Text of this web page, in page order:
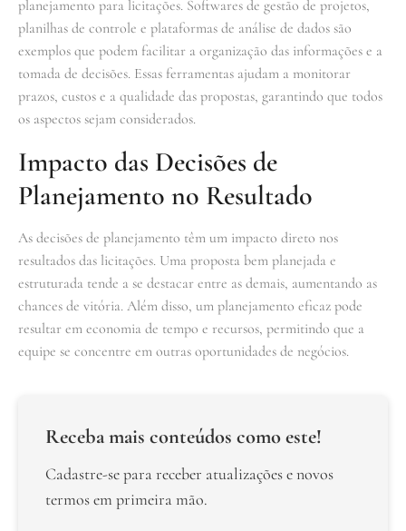
planejamento para licitações. Softwares de gestão de projetos,
planilhas de controle e plataformas de análise de dados são
exemplos que podem facilitar a organização das informações e a
tomada de decisões. Essas ferramentas ajudam a monitorar
prazos, custos e a qualidade das propostas, garantindo que todos
os aspectos sejam considerados.
Impacto das Decisões de
Planejamento no Resultado
As decisões de planejamento têm um impacto direto nos
resultados das licitações. Uma proposta bem planejada e
estruturada tende a se destacar entre as demais, aumentando as
chances de vitória. Além disso, um planejamento eficaz pode
resultar em economia de tempo e recursos, permitindo que a
equipe se concentre em outras oportunidades de negócios.
Receba mais conteúdos como este!
Cadastre-se para receber atualizações e novos
termos em primeira mão.